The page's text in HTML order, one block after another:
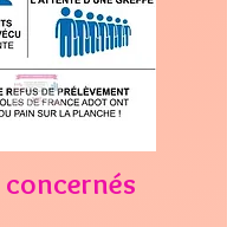
concernés